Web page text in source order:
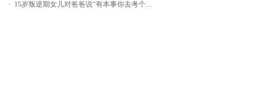
15岁叛逆期女儿对爸爸说“有本事你去考个研究生”，44岁职场“老登”一战上岸“985”；父亲坦言拒绝空想，常年保持每月读6本书的习惯